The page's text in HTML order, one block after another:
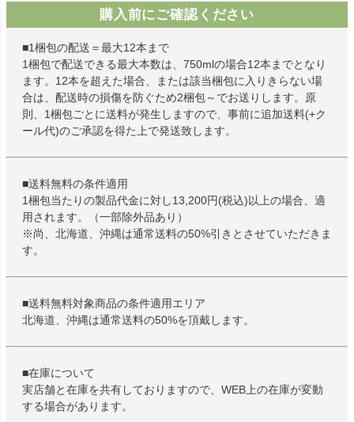
購入前にご確認ください
■1梱包の配送＝最大12本まで
1梱包で配送できる最大本数は、750mlの場合12本までとなり
ます。12本を超えた場合、または該当梱包に入りきらない場
合は、配送時の損傷を防ぐため2梱包～でお送りします。原
則、1梱包ごとに送料が発生しますので、事前に追加送料(+ク
ール代)のご承認を得た上で発送致します。
■送料無料の条件適用
1梱包当たりの製品代金に対し13,200円(税込)以上の場合、適
用されます。（一部除外品あり）
※尚、北海道、沖縄は通常送料の50%引きとさせていただきま
す。
■送料無料対象商品の条件適用エリア
北海道、沖縄は通常送料の50%を頂戴します。
■在庫について
実店舗と在庫を共有しておりますので、WEB上の在庫が変動
する場合があります。